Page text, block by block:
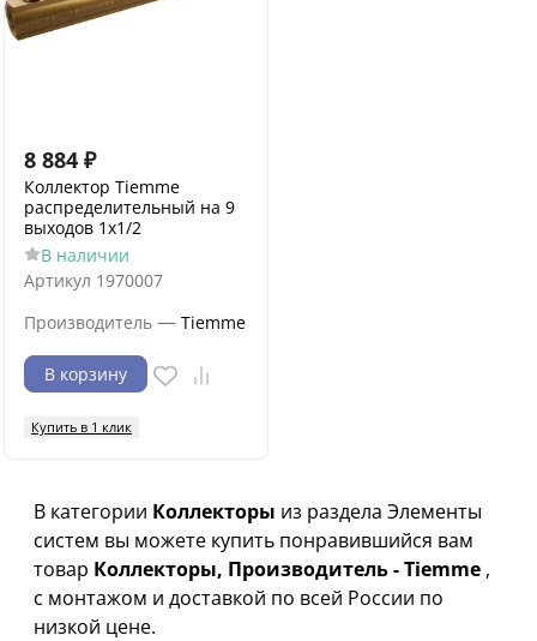
8 884 ₽
Коллектор Tiemme
распределительный на 9
выходов 1x1/2
В наличии
Артикул 1970007
Производитель — Tiemme
В корзину
Купить в 1 клик
В категории Коллекторы из раздела Элементы
систем вы можете купить понравившийся вам
товар Коллекторы, Производитель - Tiemme ,
с монтажом и доставкой по всей России по
низкой цене.